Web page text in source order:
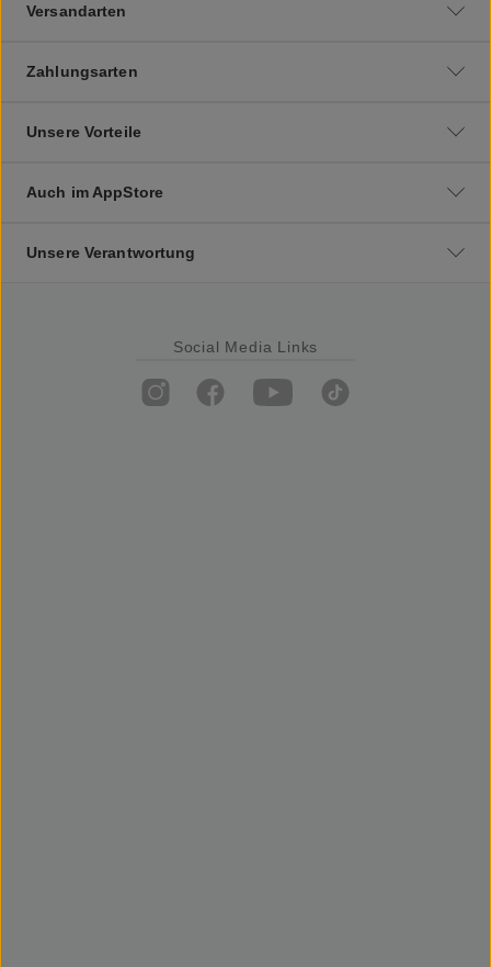
Versandarten
Zahlungsarten
Unsere Vorteile
Auch im AppStore
Unsere Verantwortung
Social Media Links